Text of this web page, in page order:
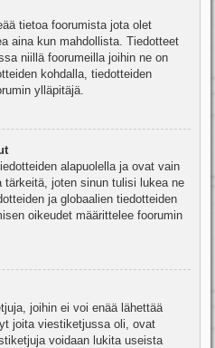
tietoa foorumista jota olet
aina kun mahdollista. Tiedotteet
niillä foorumeilla joihin ne on
kohdalla, tiedotteiden
ylläpitäjä.
alapuolella ja ovat vain
joten sinun tulisi lukea ne
ja globaalien tiedotteiden
oikeudet määrittelee foorumin
joihin ei voi enää lähettää
joita viestiketjussa oli, ovat
voidaan lukita useista